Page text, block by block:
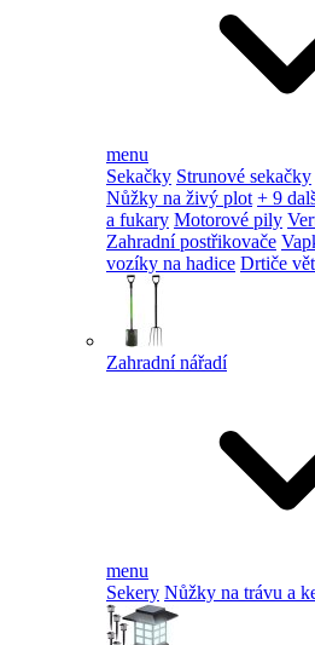
menu
Sekačky Strunové sekačky
Nůžky na živý plot + 9
a fukary Motorové pily
Zahradní postřikovače
vozíky na hadice Drtiče
Zahradní nářadí
menu
Sekery Nůžky na trávu a